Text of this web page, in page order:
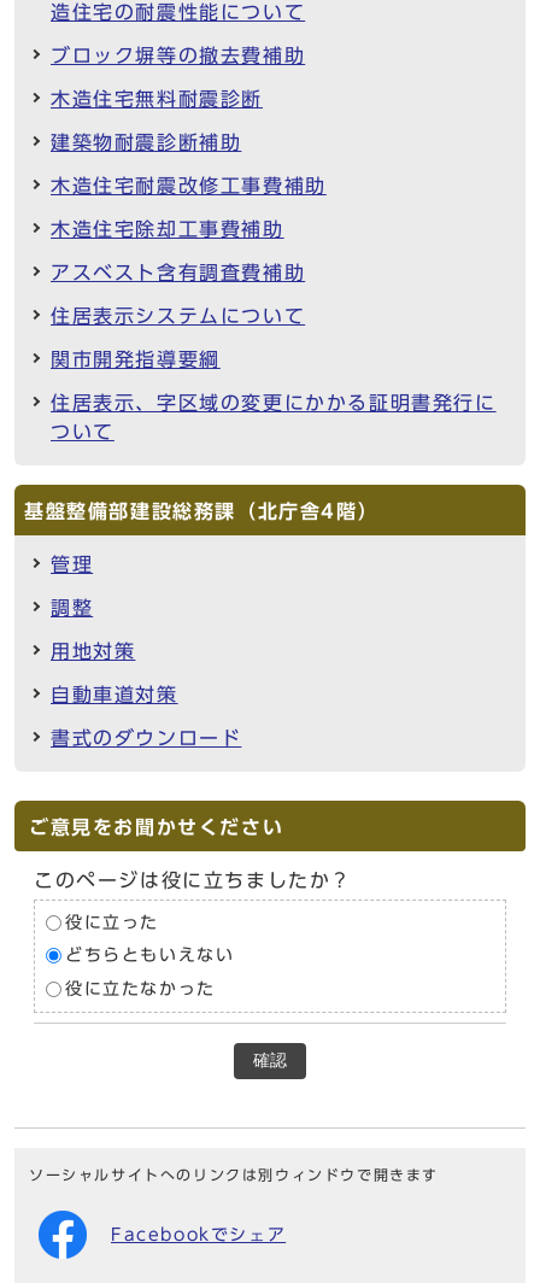
造住宅の耐震性能について
ブロック塀等の撤去費補助
木造住宅無料耐震診断
建築物耐震診断補助
木造住宅耐震改修工事費補助
木造住宅除却工事費補助
アスベスト含有調査費補助
住居表示システムについて
関市開発指導要綱
住居表示、字区域の変更にかかる証明書発行に
ついて
基盤整備部建設総務課（北庁舎4階）
管理
調整
用地対策
自動車道対策
書式のダウンロード
ご意見をお聞かせください
このページは役に立ちましたか？
役に立った
どちらともいえない
役に立たなかった
確認
ソーシャルサイトへのリンクは別ウィンドウで開きます
Facebookでシェア